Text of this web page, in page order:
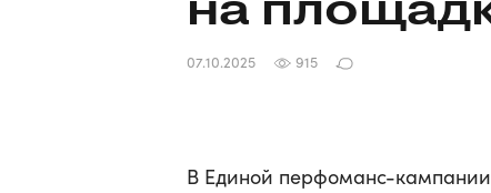
07.10.2025 915
В Единой перфоманс-